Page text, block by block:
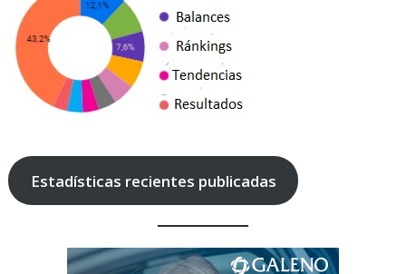
Estadísticas recientes publicadas